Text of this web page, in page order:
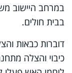
במרחב היישוב
בבית חולים.
דוברות כבאות
כיבוי והצלה